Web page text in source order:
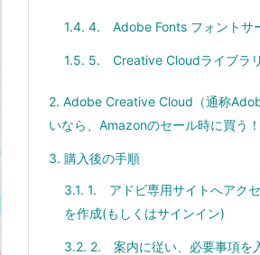
1.4. 4. Adobe Fonts フォントサ
1.5. 5. Creative Cloudライブラ
2. Adobe Creative Cloud（通称
いなら、Amazonのセール時に買う！
3. 購入後の手順
3.1. 1. アドビ専用サイトへアク
を作成(もしくはサインイン)
3.2. 2. 案内に従い、必要事項を